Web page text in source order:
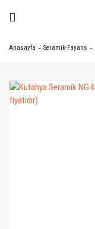
Anasayfa Seramik-Fayans